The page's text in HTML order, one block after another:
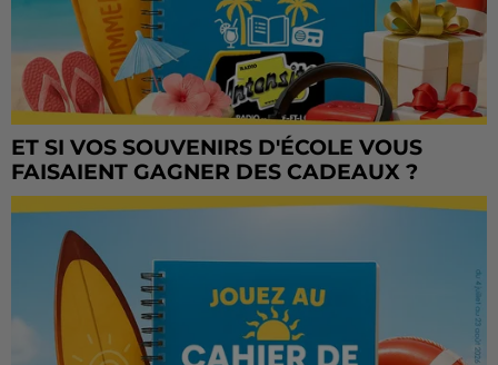
ET SI VOS SOUVENIRS D'ÉCOLE VOUS
FAISAIENT GAGNER DES CADEAUX ?